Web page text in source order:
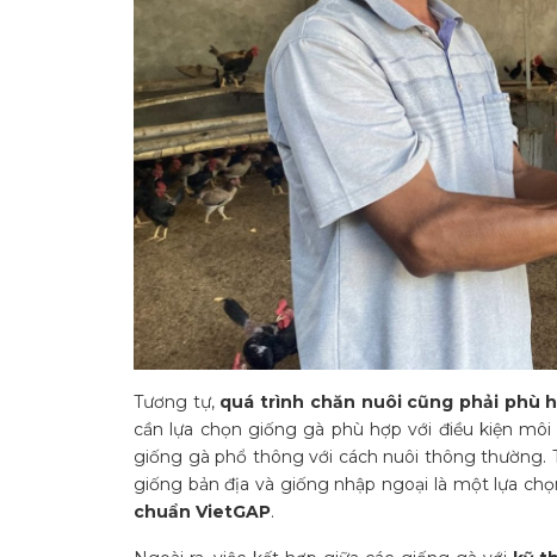
Tương tự, quá trình chăn nuôi cũng phải phù
cần lựa chọn giống gà phù hợp với điều kiện
giống gà phổ thông với cách nuôi thông thường.
giống bản địa và giống nhập ngoại là một lựa
chuẩn VietGAP.